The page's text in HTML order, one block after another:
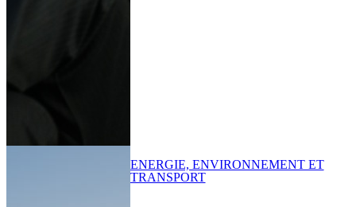
ENERGIE, ENVIRONNEMENT ET
TRANSPORT